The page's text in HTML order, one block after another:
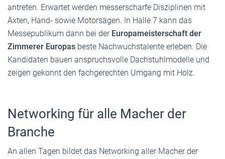
antreten. Erwartet werden messerscharfe Disziplinen mit
Äxten, Hand- sowie Motorsägen. In Halle 7 kann das
Messepublikum dann bei der Europameisterschaft der
Zimmerer Europas beste Nachwuchstalente erleben. Die
Kandidaten bauen anspruchsvolle Dachstuhlmodelle und
zeigen gekonnt den fachgerechten Umgang mit Holz.
Networking für alle Macher der
Branche
An allen Tagen bildet das Networking aller Macher der